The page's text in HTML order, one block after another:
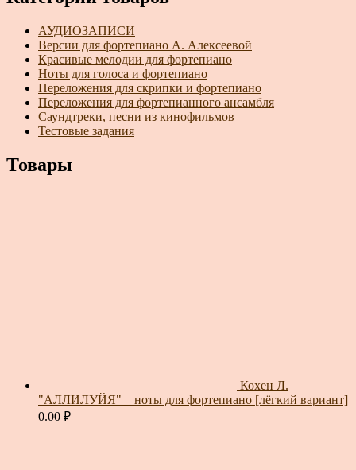
АУДИОЗАПИСИ
Версии для фортепиано А. Алексеевой
Красивые мелодии для фортепиано
Ноты для голоса и фортепиано
Переложения для скрипки и фортепиано
Переложения для фортепианного ансамбля
Саундтреки, песни из кинофильмов
Тестовые задания
Товары
Кохен Л.
"АЛЛИЛУЙЯ" _ ноты для фортепиано [лёгкий вариант]
0.00 ₽